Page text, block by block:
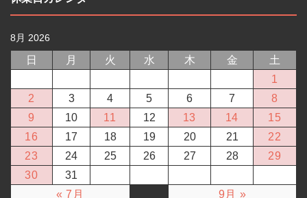
8月 2026
日 月 火 水 木 金
土
1
2
3 4 5 6 7
8
9
10 11 12 13 14
15
16
17 18 19 20 21
22
23
24 25 26 27 28
29
30
31
« 7月
9月 »